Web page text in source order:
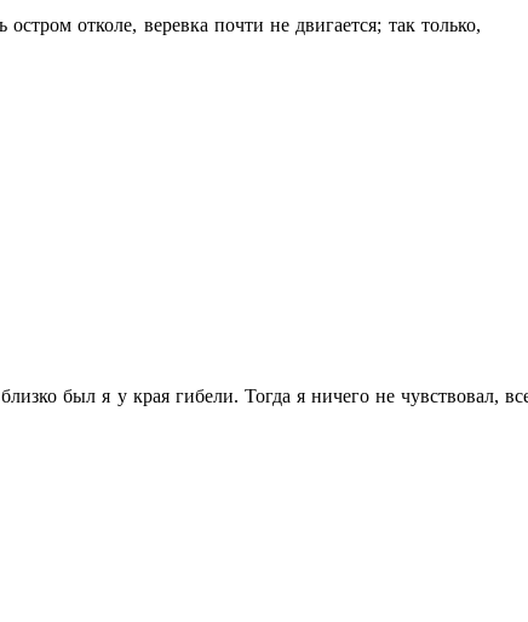
отколе, веревка почти не двигается; так только,
был я у края гибели. Тогда я ничего не чувствовал,